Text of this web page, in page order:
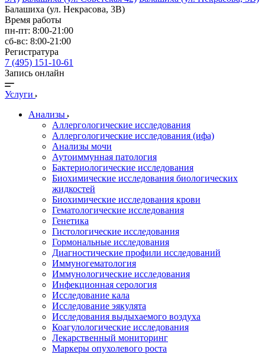
Балашиха (ул. Некрасова, 3В)
Время работы
пн-пт: 8:00-21:00
сб-вс: 8:00-21:00
Регистратура
7 (495) 151-10-61
Запись онлайн
Услуги
Анализы
Аллергологические исследования
Аллергологические исследования (ифа)
Анализы мочи
Аутоиммунная патология
Бактериологические исследования
Биохимические исследования биологических
жидкостей
Биохимические исследования крови
Гематологические исследования
Генетика
Гистологические исследования
Гормональные исследования
Диагностические профили исследований
Иммуногематология
Иммунологические исследования
Инфекционная серология
Исследование кала
Исследование эякулята
Исследования выдыхаемого воздуха
Коагулологические исследования
Лекарственный мониторинг
Маркеры опухолевого роста